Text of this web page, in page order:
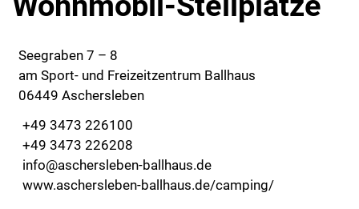
Seegraben 7 – 8
am Sport- und Freizeitzentrum Ballhaus
06449 Aschersleben
+49 3473 226100
+49 3473 226208
info@aschersleben-ballhaus.de
www.aschersleben-ballhaus.de/camping/